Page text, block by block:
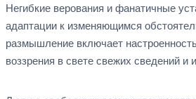
Негибкие верования и фанатичные
адаптации к изменяющимся
размышление включает
воззрения в свете свежих сведений и